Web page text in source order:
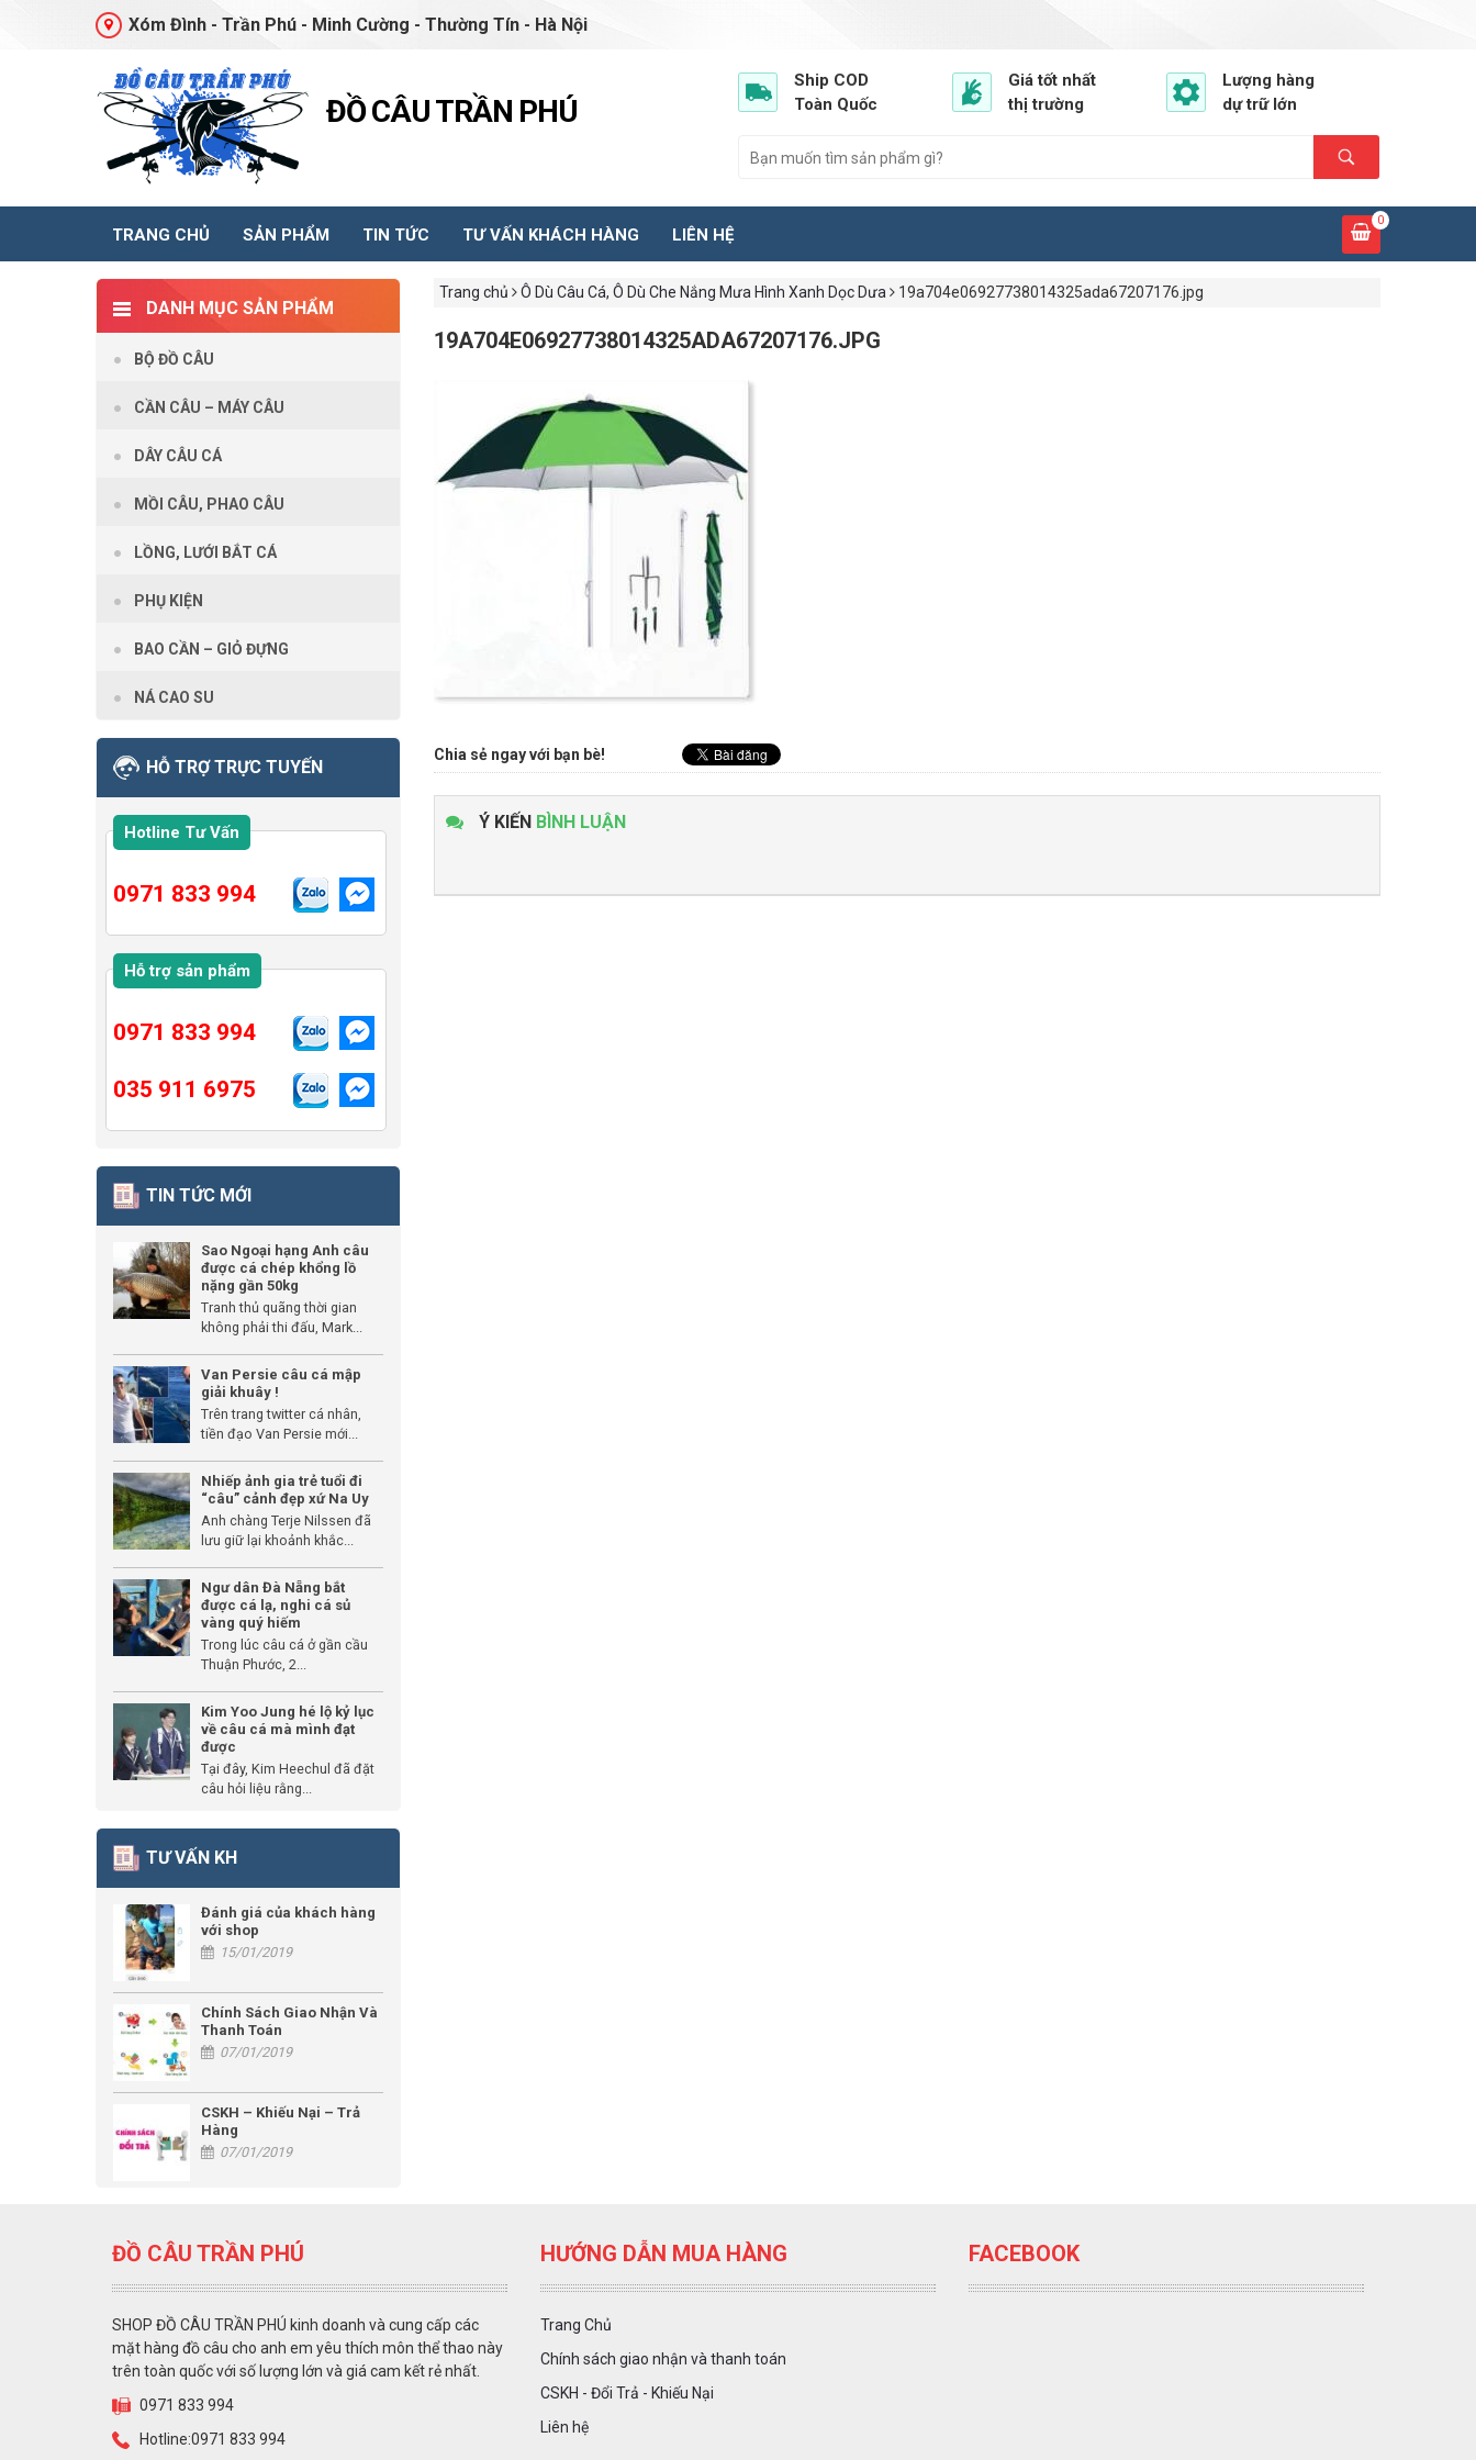
Xóm Đình - Trần Phú - Minh Cường - Thường Tín - Hà Nội
ĐỒ CÂU TRẦN PHÚ
Ship COD
Toàn Quốc
Giá tốt nhất
thị trường
Lượng hàng
dự trữ lớn
TRANG CHỦ SẢN PHẨM TIN TỨC TƯ VẤN KHÁCH HÀNG LIÊN HỆ
0
Trang chủ Ô Dù Câu Cá, Ô Dù Che Nắng Mưa Hình Xanh Dọc Dưa 19a704e06927738014325ada67207176.jpg
19A704E06927738014325ADA67207176.JPG
Chia sẻ ngay với bạn bè!
Ý KIẾN BÌNH LUẬN
DANH MỤC SẢN PHẨM
BỘ ĐỒ CÂU
CẦN CÂU – MÁY CÂU
DÂY CÂU CÁ
MỒI CÂU, PHAO CÂU
LỒNG, LƯỚI BẮT CÁ
PHỤ KIỆN
BAO CẦN – GIỎ ĐỰNG
NÁ CAO SU
HỖ TRỢ TRỰC TUYẾN
Hotline Tư Vấn
0971 833 994
Hỗ trợ sản phẩm
0971 833 994
035 911 6975
TIN TỨC MỚI
Sao Ngoại hạng Anh câu
được cá chép khổng lồ
nặng gần 50kg
Tranh thủ quãng thời gian
không phải thi đấu, Mark...
Van Persie câu cá mập
giải khuây !
Trên trang twitter cá nhân,
tiền đạo Van Persie mới...
Nhiếp ảnh gia trẻ tuổi đi
“câu” cảnh đẹp xứ Na Uy
Anh chàng Terje Nilssen đã
lưu giữ lại khoảnh khắc...
Ngư dân Đà Nẵng bắt
được cá lạ, nghi cá sủ
vàng quý hiếm
Trong lúc câu cá ở gần cầu
Thuận Phước, 2...
Kim Yoo Jung hé lộ kỷ lục
về câu cá mà mình đạt
được
Tại đây, Kim Heechul đã đặt
câu hỏi liệu rằng...
TƯ VẤN KH
Đánh giá của khách hàng
với shop
15/01/2019
Chính Sách Giao Nhận Và
Thanh Toán
07/01/2019
CSKH – Khiếu Nại – Trả
Hàng
07/01/2019
ĐỒ CÂU TRẦN PHÚ
SHOP ĐỒ CÂU TRẦN PHÚ kinh doanh và cung cấp các
mặt hàng đồ câu cho anh em yêu thích môn thể thao này
trên toàn quốc với số lượng lớn và giá cam kết rẻ nhất.
0971 833 994
Hotline:0971 833 994
HƯỚNG DẪN MUA HÀNG
Trang Chủ
Chính sách giao nhận và thanh toán
CSKH - Đổi Trả - Khiếu Nại
Liên hệ
FACEBOOK